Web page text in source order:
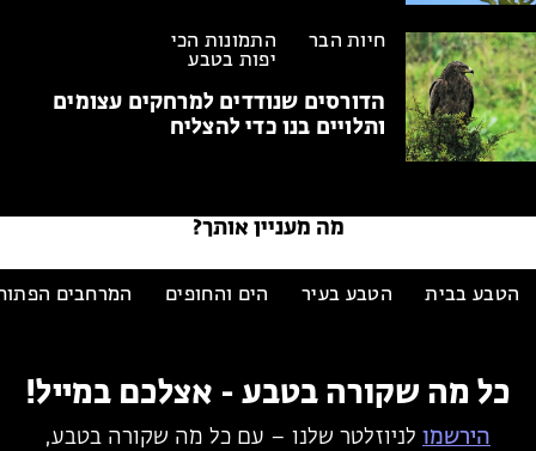
חיות הבר
התמונות הכי
יפות בטבע
הדורסים שנודדים למרחקים עצומים
ותלויים בנו כדי להצליח
מה מעניין אותך?
הטבע בבית הטבע בעיר הים והחופים המרחבים
כל מה שקורה בטבע - אצלכם במייל!
הירשמו לניוזלטר שלנו – עם כל מה שקורה בטבע,